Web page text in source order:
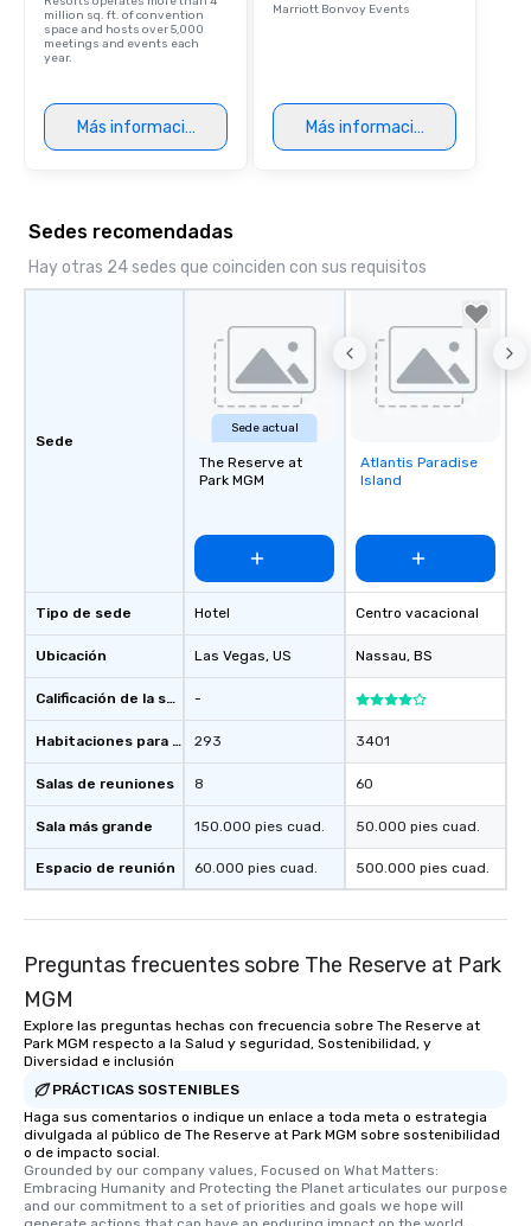
million sq. ft. of convention
space and hosts over 5,000
meetings and events each
year.
Más información
Marriott Bonvoy Events
Más información
Sedes recomendadas
Hay otras 24 sedes que coinciden con sus requisitos
Sede
Tipo de sede
Ubicación
Calificación de la sede
Habitaciones para huéspedes
Salas de reuniones
Sala más grande
Espacio de reunión
Sede actual
The Reserve at
Park MGM
Hotel
Las Vegas, US
-
293
8
150.000 pies cuad.
60.000 pies cuad.
Removed from
favorites
Atlantis Paradise
Island
Centro vacacional
Nassau, BS
3401
60
50.000 pies cuad.
500.000 pies cuad.
Preguntas frecuentes sobre The Reserve at Park
MGM
Explore las preguntas hechas con frecuencia sobre The Reserve at
Park MGM respecto a la Salud y seguridad, Sostenibilidad, y
Diversidad e inclusión
PRÁCTICAS SOSTENIBLES
Haga sus comentarios o indique un enlace a toda meta o estrategia
divulgada al público de The Reserve at Park MGM sobre sostenibilidad
o de impacto social.
Grounded by our company values, Focused on What Matters:
Embracing Humanity and Protecting the Planet articulates our purpose
and our commitment to a set of priorities and goals we hope will